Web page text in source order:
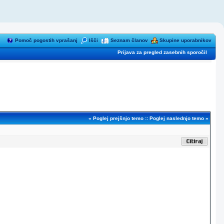
Pomoč pogostih vprašanj Išči Seznam članov Skupine uporabnikov
Prijava za pregled zasebnih sporočil
« Poglej prejšnjo temo :: Poglej naslednjo temo »